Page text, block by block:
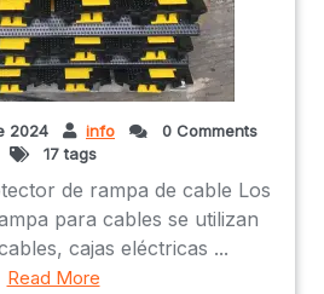
2024 info
0 Comments
17 tags
de rampa de cable Los
para cables se utilizan
cajas eléctricas ...
Read More